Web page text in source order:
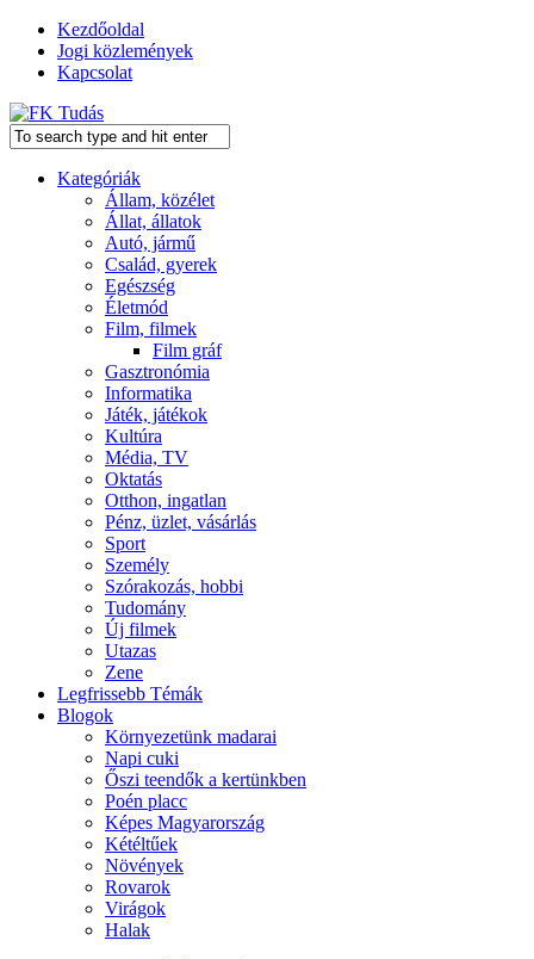
Kezdőoldal
Jogi közlemények
Kapcsolat
Kategóriák
Állam, közélet
Állat, állatok
Autó, jármű
Család, gyerek
Egészség
Életmód
Film, filmek
Film gráf
Gasztronómia
Informatika
Játék, játékok
Kultúra
Média, TV
Oktatás
Otthon, ingatlan
Pénz, üzlet, vásárlás
Sport
Személy
Szórakozás, hobbi
Tudomány
Új filmek
Utazas
Zene
Legfrissebb Témák
Blogok
Környezetünk madarai
Napi cuki
Őszi teendők a kertünkben
Poén placc
Képes Magyarország
Kétéltűek
Növények
Rovarok
Virágok
Halak